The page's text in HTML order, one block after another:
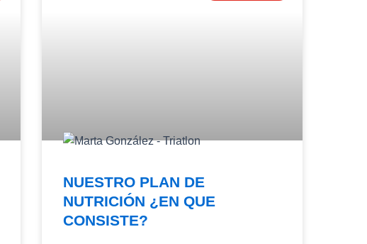
NUESTRO PLAN DE
NUTRICIÓN ¿EN QUE
CONSISTE?